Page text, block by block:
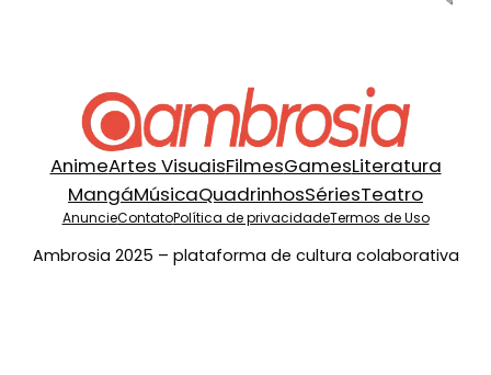
AnimeArtes VisuaisFilmesGamesLiteratura
MangáMúsicaQuadrinhosSériesTeatro
AnuncieContatoPolítica de privacidadeTermos de Uso
Ambrosia 2025 – plataforma de cultura colaborativa